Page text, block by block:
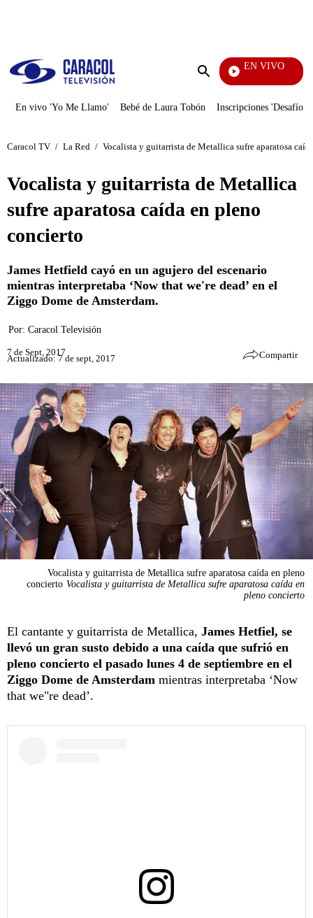
Enviar
EN VIVO
Ciudad Lejana
En vivo 'Yo Me Llamo' Bebé de Laura Tobón Inscripciones 'Desafío'
Caracol TV / La Red / Vocalista y guitarrista de Metallica sufre aparatosa
Vocalista y guitarrista de Metallica
sufre aparatosa caída en pleno
concierto
James Hetfield cayó en un agujero del escenario
mientras interpretaba ‘Now that we're dead’ en el
Ziggo Dome de Amsterdam.
Por: Caracol Televisión
7 de Sept, 2017
Actualizado: 7 de sept, 2017 Compartir
Vocalista y guitarrista de Metallica sufre aparatosa caída en pleno
concierto Vocalista y guitarrista de Metallica sufre aparatosa caída en
pleno concierto
El cantante y guitarrista de Metallica, James Hetfiel, se
llevó un gran susto debido a una caída que sufrió en
pleno concierto el pasado lunes 4 de septiembre en el
Ziggo Dome de Amsterdam mientras interpretaba ‘Now
that we"re dead’.